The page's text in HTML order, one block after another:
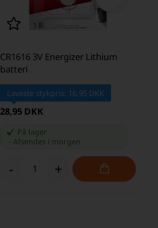
CR1616 3V Energizer Lithium
batteri
Laveste stykpris: 16,95 DKK
28,95 DKK
På lager
Afsendes i morgen
- +